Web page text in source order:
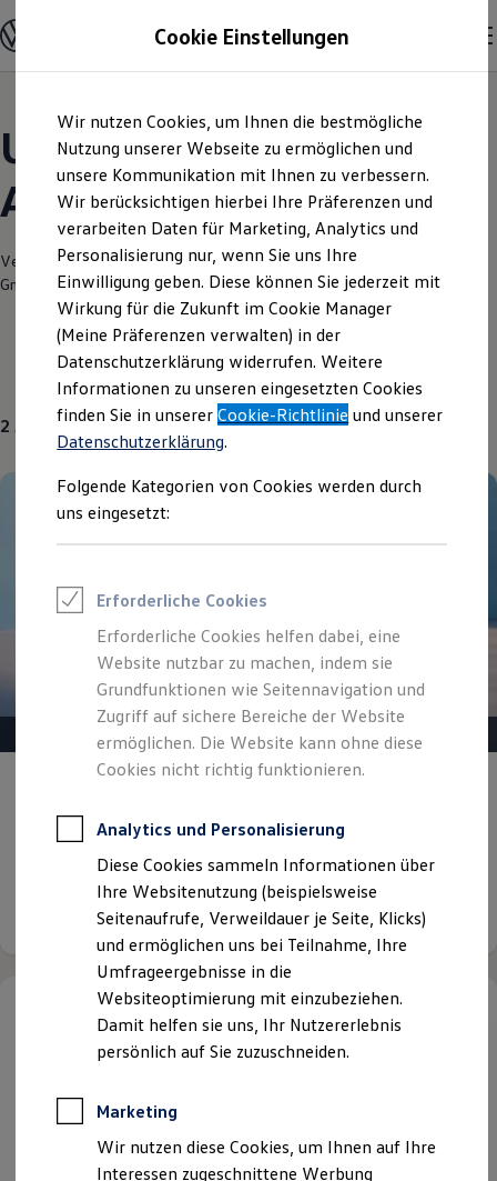
Hauptinhalt
springen
Footer
springen
Modelle und Konfigurator
Konfigurator
Modelle vergleichen
Elektroautos
ENERGY Sondermodelle
Nutzfahrzeuge
SUV und CUV
Familienautos
Kombis
Kompaktwagen
Sportwagen
Schnell verfügbare Fahrzeuge
Angebote und Produkte
Aktuelle Angebote
E-Auto-Förderung
Volkswagen Marktplatz
Die ENERGY Sondermodelle
Junge Gebrauchtwagen und Gebrauchtwagen
Volkswagen Zertifizierte Gebrauchtwagen
Elektromobilität bei Gebrauchtwagen
Saisonangebote
Reifenpakete
Leasing
Leasing-Angebote
Elektroauto Leasing
Kleinwagen-Leasing
Leasing ohne Anzahlung
Finanzierung
Autokredit mit Schlussrate
Versicherungen und Garantien
Kfz-Versicherung
Restschuldversicherungen
Garantien
Professional Class bei Volkswagen
Behörden
Direktkunden
Sonderfahrzeuge
Anpfiff zum Gewinn
Elektromobilität
Elektroautos
ID. Tutorials
Elektrofahrzeugkonzepte
ID. EVERY1
Reichweite
Rekuperation
Laden unterwegs
Laden Zuhause
Unsere aktuellen
Angebote und mehr
Verantwortlich für die Inhalte auf dieser Seite ist die Autohaus Becher
GmbH
Impressum & Rechtliches)
2 Angebote
Gepflegt, geprüft und für gut befunden.
Volkswagen Zertifizierte
Gebrauchtwagen.
Details ansehen
Cookie Einstellungen
Wir nutzen Cookies, um Ihnen die bestmögliche
Nutzung unserer Webseite zu ermöglichen und
unsere Kommunikation mit Ihnen zu verbessern.
Wir berücksichtigen hierbei Ihre Präferenzen und
verarbeiten Daten für Marketing, Analytics und
Personalisierung nur, wenn Sie uns Ihre
Einwilligung geben. Diese können Sie jederzeit mit
Wirkung für die Zukunft im Cookie Manager
(Meine Präferenzen verwalten) in der
Datenschutzerklärung widerrufen. Weitere
Informationen zu unseren eingesetzten Cookies
finden Sie in unsererCookie-Richtlinie und unserer
Datenschutzerklärung.
Folgende Kategorien von Cookies werden durch
uns eingesetzt:
Erforderliche Cookies
Erforderliche Cookies helfen dabei, eine
Website nutzbar zu machen, indem sie
Grundfunktionen wie Seitennavigation und
Zugriff auf sichere Bereiche der Website
ermöglichen. Die Website kann ohne diese
Cookies nicht richtig funktionieren.
Analytics und Personalisierung
Diese Cookies sammeln Informationen über
Ihre Websitenutzung (beispielsweise
Seitenaufrufe, Verweildauer je Seite, Klicks)
und ermöglichen uns bei Teilnahme, Ihre
Umfrageergebnisse in die
Websiteoptimierung mit einzubeziehen.
Damit helfen sie uns, Ihr Nutzererlebnis
persönlich auf Sie zuzuschneiden.
Marketing
Wir nutzen diese Cookies, um Ihnen auf Ihre
Interessen zugeschnittene Werbung